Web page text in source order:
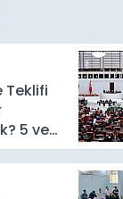
Teklifi
5 ve
Dikkat